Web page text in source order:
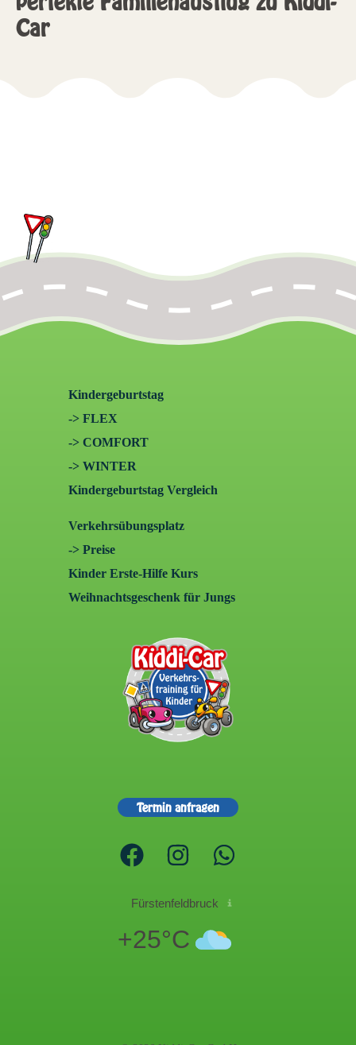
Car
Kindergeburtstag
-> FLEX
-> COMFORT
-> WINTER
Kindergeburtstag Vergleich
Verkehrsübungsplatz
-> Preise
Kinder Erste-Hilfe Kurs
Weihnachtsgeschenk für Jungs
Termin anfragen
Fürstenfeldbruck
+25°C